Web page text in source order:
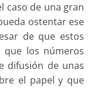
caso de una gran
ostentar ese
de que estos
que los números
difusión de unas
el papel y que